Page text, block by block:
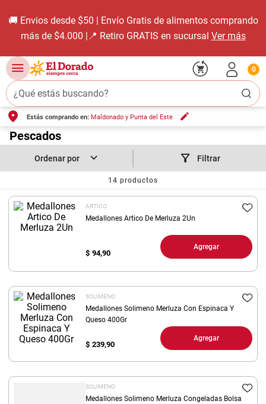
🚚 Envios desde $50 | Envío Gratis de alimentos comprando
más de $4.000 |📍 Retiro GRATIS en sucursal Ver más
¿Qué estás buscando?
0
Estás comprando en: Maldonado y Punta del Este
Pescados
Filtrar
14 productos
ARTICO
Medallones Artico De Merluza 2Un
$ 94,90
Agregar
SOLIMENO
Medallones Solimeno Merluza Con Espinaca Y
Queso 400Gr
$ 239,90
Agregar
SOLIMENO
Medallones Solimeno Merluza Congeladas Bolsa
TÉRMINOS MÁS BUSCADOS
leche
4. queso
5. pollo
. bondiola
. fideos